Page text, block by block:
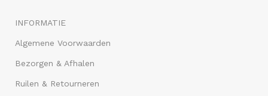
INFORMATIE
Algemene Voorwaarden
Bezorgen & Afhalen
Ruilen & Retourneren